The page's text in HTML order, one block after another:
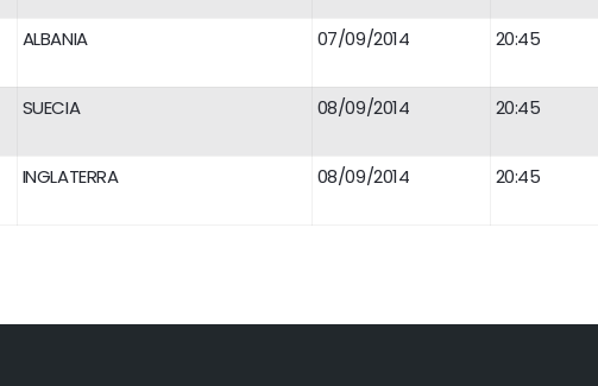
ALBANIA 07/09/2014 20:45
SUECIA 08/09/2014 20:45
INGLATERRA 08/09/2014 20:45